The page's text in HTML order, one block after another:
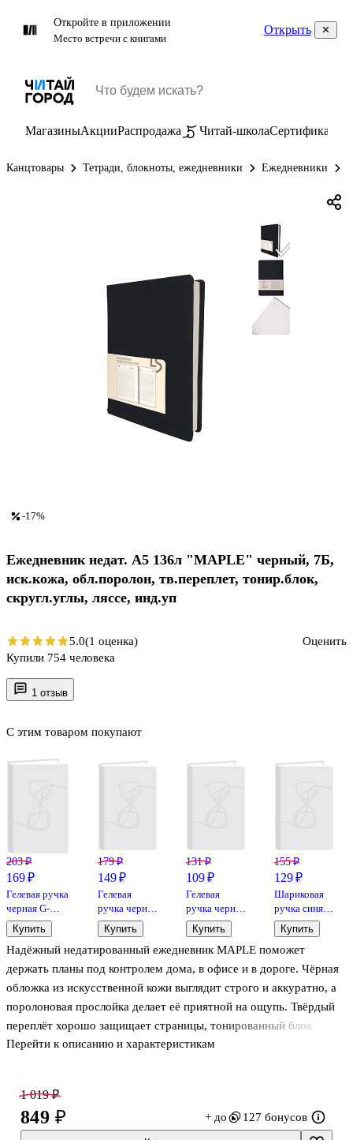
Откройте в приложении
Место встречи с книгами
Открыть
МагазиныАкцииРаспродажа Читай-школаСертификаты
Канцтовары Тетради, блокноты, ежедневники Ежедневники
1 отзыв
Надёжный недатированный ежедневник MAPLE поможет
держать планы под контролем дома, в офисе и в дороге. Чёрная
обложка из искусственной кожи выглядит строго и аккуратно, а
поролоновая прослойка делает её приятной на ощупь. Твёрдый
переплёт хорошо защищает страницы, тонированный блок
меньше бликует при ярком свете. Скруглённые углы не мнутся в
Перейти к описанию и характеристикам
С этим товаром покупают
203 ₽
169 ₽
Гелевая ручка
черная G-
Cube, Erich
Krause
Купить
179 ₽
149 ₽
Гелевая
ручка черная
0,5 мм,
Prestige,
Schiller
Купить
131 ₽
109 ₽
Гелевая
ручка черная
0,5 мм, Basic,
Schiller
Купить
155 ₽
129 ₽
Шариковая
ручка синяя
0,5 мм, MC
Gold,
MunHwa
Купить
-17%
Ежедневник недат. А5 136л "MAPLE" черный, 7Б,
иск.кожа, обл.поролон, тв.переплет, тонир.блок,
скругл.углы, ляссе, инд.уп
5.0(1 оценка)
Оценить
Купили 754 человека
1 019 ₽
849 ₽ + до 127 бонусов